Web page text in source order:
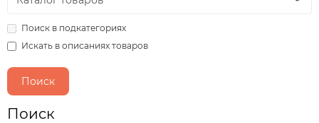
Поиск в подкатегориях
Искать в описаниях товаров
Поиск